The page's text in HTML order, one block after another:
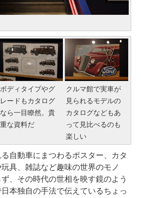
ボディタイプやグ
レードもカタログ
なら一目瞭然。貴
重な資料だ
クルマ館で実車が
見られるモデルの
カタログなどもあ
って見比べるのも
楽しい
自動車にまつわるポスター、カタ
具、雑誌など趣味の世界のモノ
、その時代の世相を映す鏡のよう
本独自の手法で伝えているちょっ